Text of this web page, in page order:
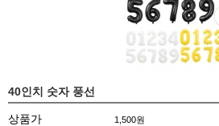
40인치 숫자 풍선
상품가 1,500원